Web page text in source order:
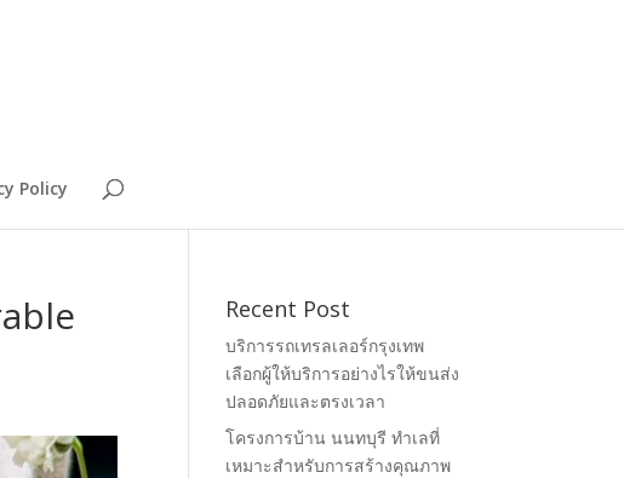
Policy
Recent Post
บริการรถเทรลเลอร์กรุงเทพ
เลือกผู้ให้บริการอย่างไรให้ขนส่ง
ปลอดภัยและตรงเวลา
โครงการบ้าน นนทบุรี ทำเลที่
เหมาะสำหรับการสร้างคุณภาพ